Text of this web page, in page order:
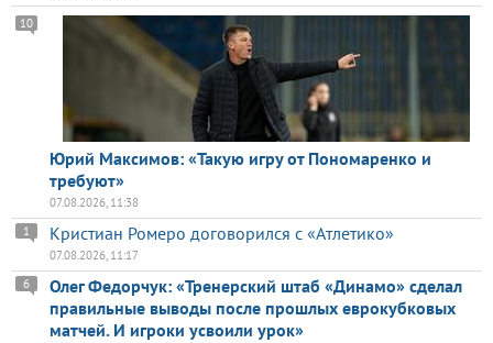
Юрий Максимов: «Такую игру от Пономаренко и
требуют»
10
07.08.2026, 11:38
Кристиан Ромеро договорился с «Атлетико»
1
07.08.2026, 11:17
Олег Федорчук: «Тренерский штаб «Динамо» сделал
правильные выводы после прошлых еврокубковых
матчей. И игроки усвоили урок»
6